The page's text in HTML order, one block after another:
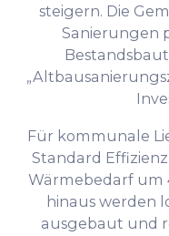
steigern. Die
Sanierungen
Für kommunale
Standard
Wärmebedarf um
hinaus werden
ausgebaut und